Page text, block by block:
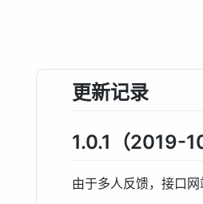
更新记录
1.0.1（2019-
由于多人反馈，接口